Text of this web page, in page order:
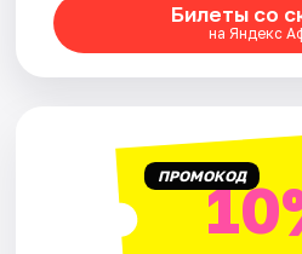
Билеты со
на Яндекс
ПРОМОКОД